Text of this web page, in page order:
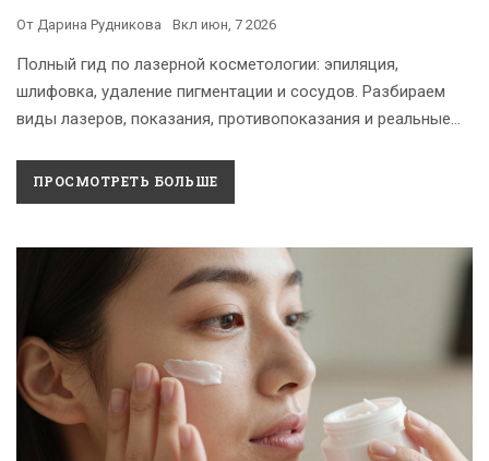
От Дарина Рудникова Вкл июн, 7 2026
Полный гид по лазерной косметологии: эпиляция,
шлифовка, удаление пигментации и сосудов. Разбираем
виды лазеров, показания, противопоказания и реальные
ПРОСМОТРЕТЬ БОЛЬШЕ